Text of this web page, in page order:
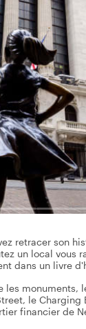
retracer son
un local vous
dans un livre
monuments,
le
financier de